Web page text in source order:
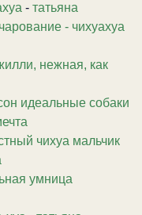
- татьяна
- чихуахуа
нежная, как
идеальные собаки
чихуа мальчик
умница